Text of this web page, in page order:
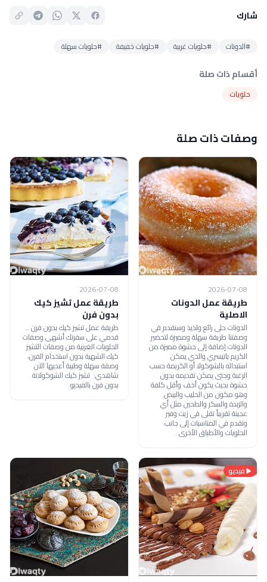
شارك
#الدونات #حلويات غربية #حلويات خفيفة #حلويات سهلة
أقسام ذات صلة
حلويات
وصفات ذات صلة
2026-07-08
طريقة عمل الدونات
الاصلية
الدونات حلى رائع ولذيذ وسنقدم في
وصفتنا طريقة سهلة ومميزة لتحضير
الدونات إضافة إلى حشوة مميزة من
الكريم باتيسري والذي يمكن
استبداله بالشوكولا أو الكريمة حسب
الرغبة وحتى يمكن تقديمه بدون
حشوة بحيث يكون أخف وأقل كلفة
وهو مكون من الحليب والبيض
والزبدة والسكر والطحين مثل أي
عجينة تقريباً تقلى في زيت وفير
وتقدم في المناسبات إلى جانب
الحلويات والأطباق الأخرى .
2026-07-08
طريقة عمل تشيز كيك
بدون فرن
طريقة عمل تشيز كيك بدون فرن ..
قدمي على سفرتك أشهى وصفات
الحلويات الغربية من وصفات التشيز
كيك الشهية بدون استخدام الفرن،
وصفة سهلة وطيبة أعديها الآن
شاهدي: تشيز كيك الشوكولاتة
بدون فرن بالفيديو
فيديو